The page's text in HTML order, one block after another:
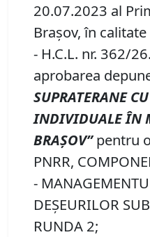
20.07.2023 al
Brașov, în
- H.C.L. nr. 362/
aprobarea
SUPRATERANE
INDIVIDUALEÎN
BRAȘOV”pentru
PNRR,
-
DEȘEURILOR
RUNDA 2;